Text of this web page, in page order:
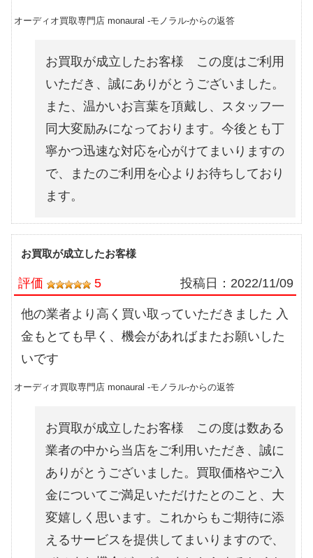
オーディオ買取専門店 monaural -モノラル-からの返答
お買取が成立したお客様 この度はご利用
いただき、誠にありがとうございました。
また、温かいお言葉を頂戴し、スタッフ一
同大変励みになっております。今後とも丁
寧かつ迅速な対応を心がけてまいりますの
で、またのご利用を心よりお待ちしており
ます。
お買取が成立したお客様
評価 5 投稿日： 2022/11/09
他の業者より高く買い取っていただきました 入
金もとても早く、機会があればまたお願いした
いです
オーディオ買取専門店 monaural -モノラル-からの返答
お買取が成立したお客様 この度は数ある
業者の中から当店をご利用いただき、誠に
ありがとうございました。買取価格やご入
金についてご満足いただけたとのこと、大
変嬉しく思います。これからもご期待に添
えるサービスを提供してまいりますので、